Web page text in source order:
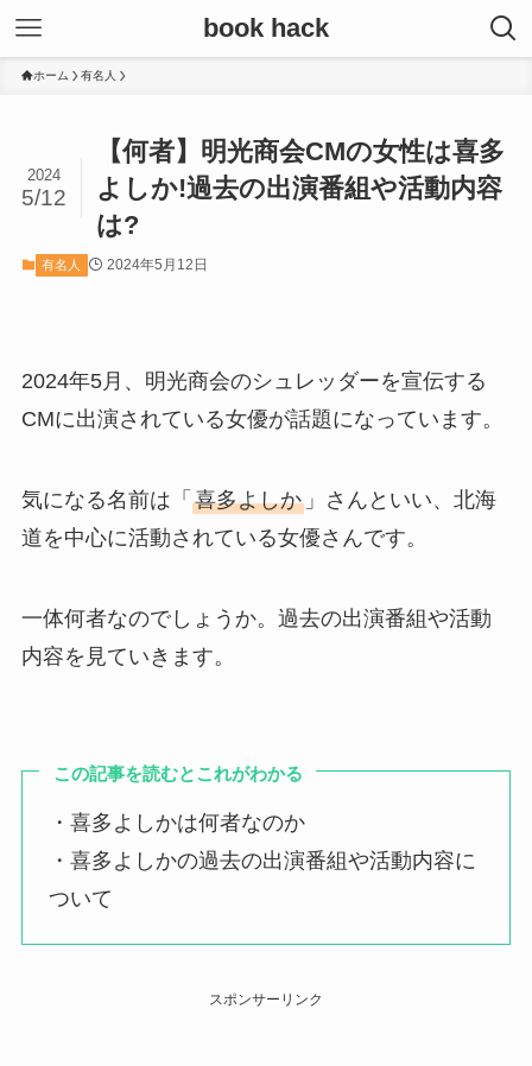
book hack
ホーム 有名人
【何者】明光商会CMの女性は喜多
よしか!過去の出演番組や活動内容
は?
2024
5/12
有名人 2024年5月12日
2024年5月、明光商会のシュレッダーを宣伝する
CMに出演されている女優が話題になっています。
気になる名前は「 喜多よしか」さんといい、北海
道を中心に活動されている女優さんです。
一体何者なのでしょうか。過去の出演番組や活動
内容を見ていきます。
この記事を読むとこれがわかる
・喜多よしかは何者なのか
・喜多よしかの過去の出演番組や活動内容に
ついて
スポンサーリンク